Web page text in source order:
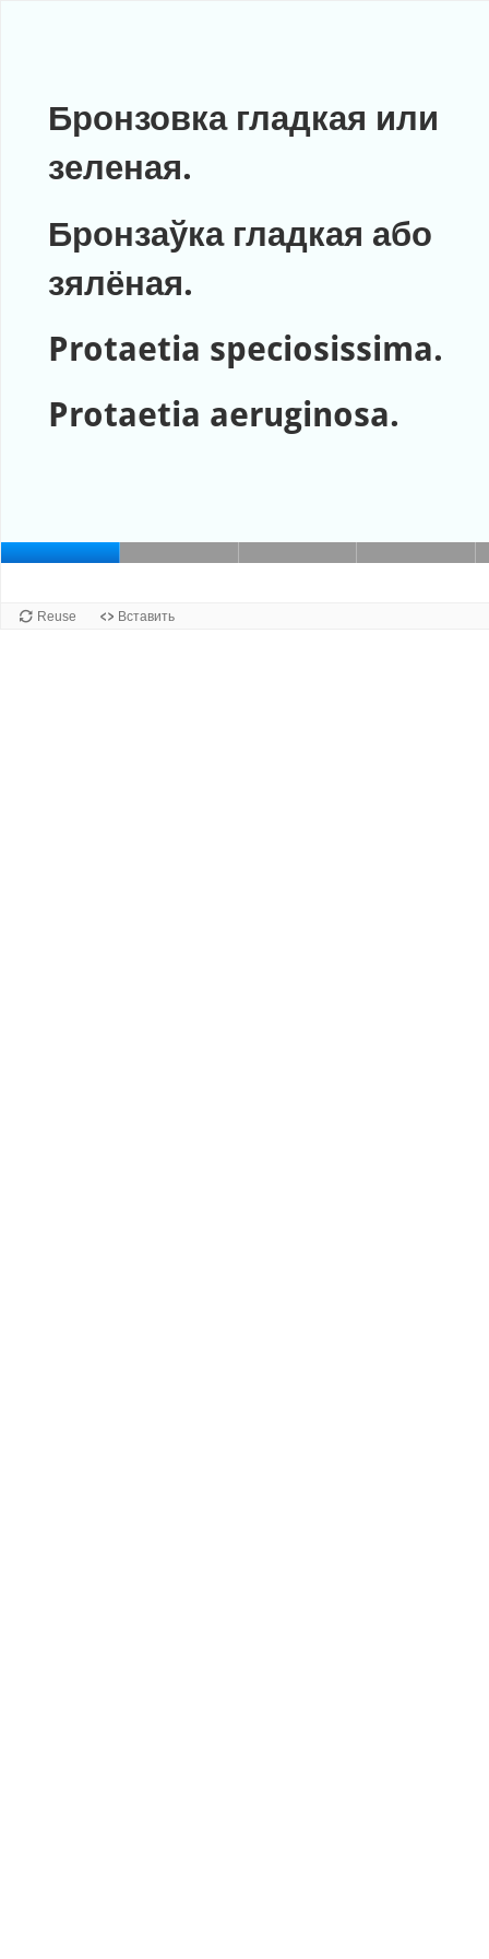
Бронзовка гладкая или
зеленая.
Бронзаўка гладкая або
зялёная.
Protaetia speciosissima.
Protaetia aeruginosa.
Слайд 1 из 9: Слайд 1. Текущий
Слайд 2 из 9: Слайд 2.
Слайд 3 из 9:
Reuse Вставить